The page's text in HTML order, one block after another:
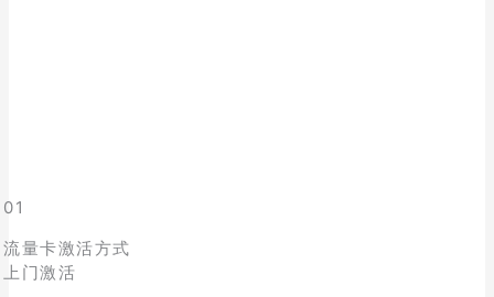
01
流量卡激活方式
上门激活